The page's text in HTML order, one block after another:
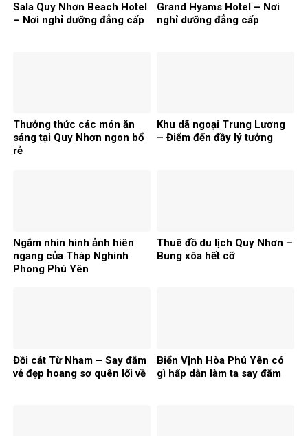
Sala Quy Nhơn Beach Hotel
– Nơi nghỉ dưỡng đẳng cấp
Grand Hyams Hotel – Nơi
nghỉ dưỡng đẳng cấp
Thưởng thức các món ăn
sáng tại Quy Nhơn ngon bổ
rẻ
Khu dã ngoại Trung Lương
– Điểm đến đầy lý tưởng
Ngắm nhìn hình ảnh hiên
ngang của Tháp Nghinh
Phong Phú Yên
Thuê đồ du lịch Quy Nhơn –
Bung xõa hết cỡ
Đồi cát Từ Nham – Say đắm
vẻ đẹp hoang sơ quên lối về
Biển Vịnh Hòa Phú Yên có
gì hấp dẫn làm ta say đắm